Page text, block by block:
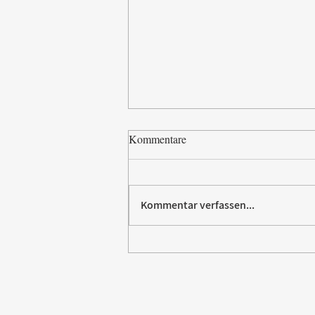
Paw Patrol erobert die
Kommentare
Kommentar verfassen...